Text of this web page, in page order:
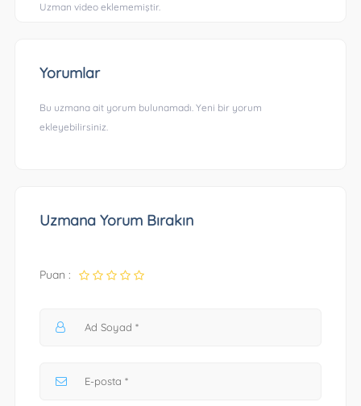
Uzman video eklememiştir.
Yorumlar
Bu uzmana ait yorum bulunamadı. Yeni bir yorum
ekleyebilirsiniz.
Uzmana Yorum Bırakın
Puan :